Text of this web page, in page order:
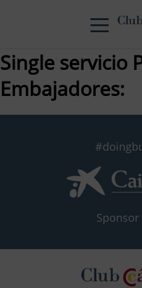
Single servicio
Embajadores:
Sponsor